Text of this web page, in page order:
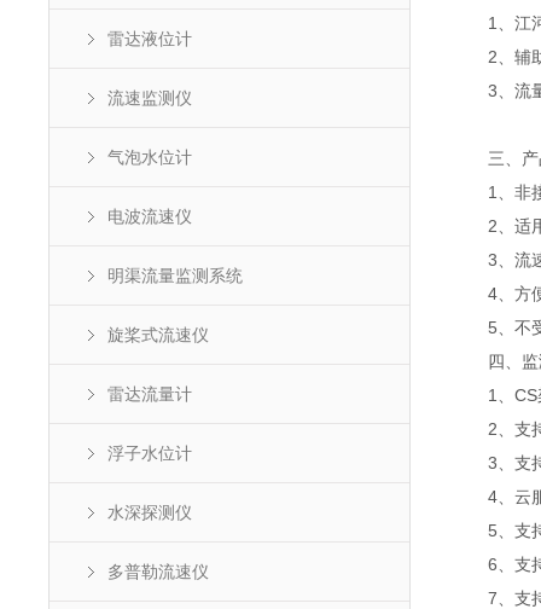
雷达液位计
流速监测仪
气泡水位计
电波流速仪
明渠流量监测系统
旋桨式流速仪
雷达流量计
浮子水位计
水深探测仪
多普勒流速仪
1、江河
2、辅助
3、流量
三、产
1、非接
2、适用
3、流速
4、方便
5、不受
四、监
1、CS架
2、支持
3、支持
4、云服
5、支持
6、支持
7、支持